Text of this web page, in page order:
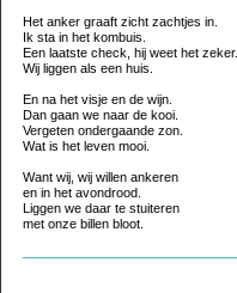
Het anker graaft zicht zachtjes in.
Ik sta in het kombuis.
Een laatste check, hij weet het zeker.
Wij liggen als een huis.
En na het visje en de wijn.
Dan gaan we naar de kooi.
Vergeten ondergaande zon.
Wat is het leven mooi.
Want wij, wij willen ankeren
en in het avondrood.
Liggen we daar te stuiteren
met onze billen bloot.